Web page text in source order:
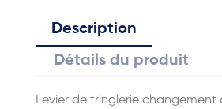
Description
Détails du produit
Levier de tringlerie changement